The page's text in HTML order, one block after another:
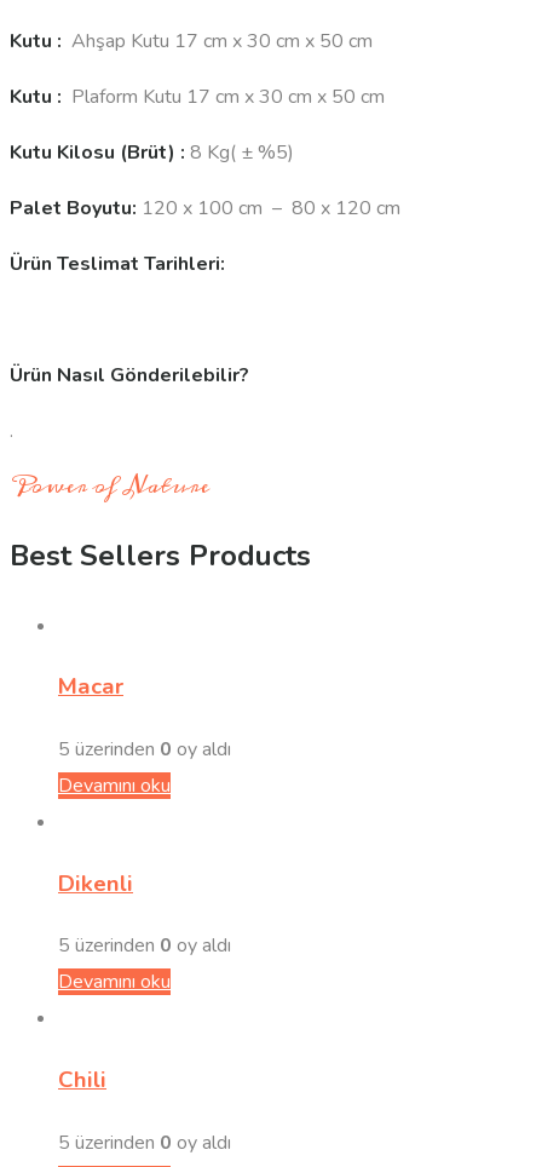
Kutu : Ahşap Kutu 17 cm x 30 cm x 50 cm
Kutu : Plaform Kutu 17 cm x 30 cm x 50 cm
Kutu Kilosu (Brüt) : 8 Kg( ± %5)
Palet Boyutu: 120 x 100 cm – 80 x 120 cm
Ürün Teslimat Tarihleri:
Ürün Nasıl Gönderilebilir?
.
Power of Nature
Best Sellers Products
Macar
5 üzerinden 0 oy aldı
Devamını oku
Dikenli
5 üzerinden 0 oy aldı
Devamını oku
Chili
5 üzerinden 0 oy aldı